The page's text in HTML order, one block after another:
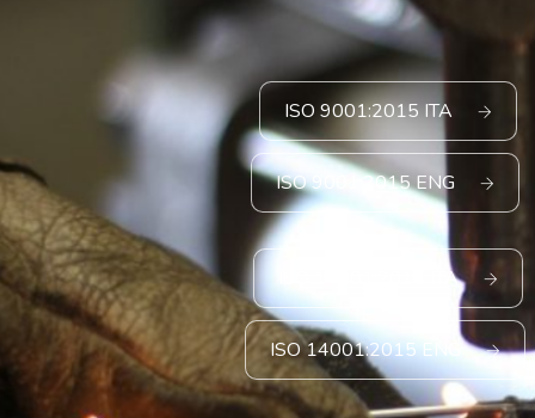
ISO 9001:2015 ITA
ISO 9001:2015 ENG
ISO 14001:2015 ITA
ISO 14001:2015 ENG